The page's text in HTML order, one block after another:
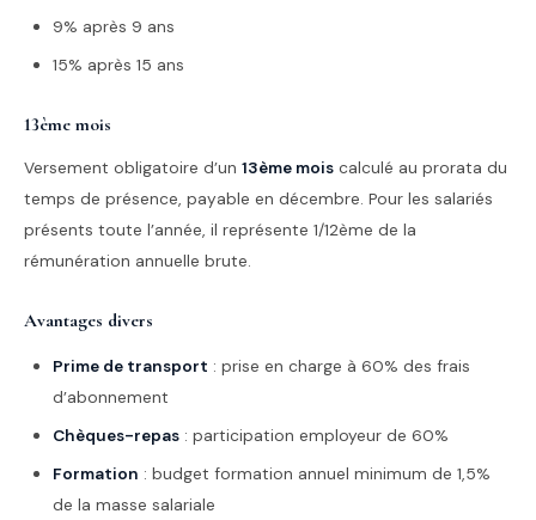
9% après 9 ans
15% après 15 ans
13ème mois
Versement obligatoire d’un 13ème mois calculé au prorata du
temps de présence, payable en décembre. Pour les salariés
présents toute l’année, il représente 1/12ème de la
rémunération annuelle brute.
Avantages divers
Prime de transport : prise en charge à 60% des frais
d’abonnement
Chèques-repas : participation employeur de 60%
Formation : budget formation annuel minimum de 1,5%
de la masse salariale